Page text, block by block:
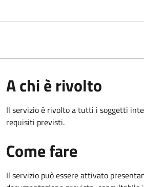
A chi è rivolto
Il servizio è rivolto a tutti i soggetti
requisiti previsti.
Come fare
Il servizio può essere attivato